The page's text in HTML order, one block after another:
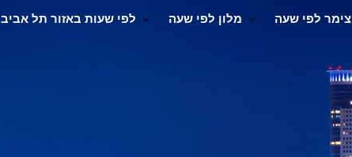
צימר לפי שעה מלון לפי שעה לפי שעות באזור תל אביב